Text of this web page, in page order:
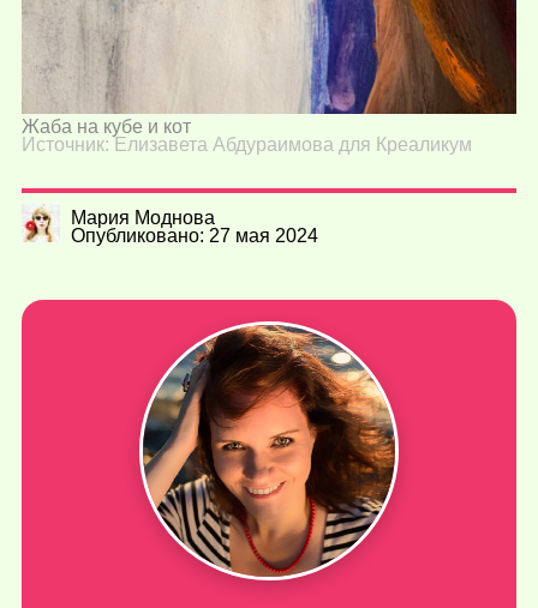
Жаба на кубе и кот
Источник: Елизавета Абдураимова для Креаликум
Мария Моднова
Опубликовано: 27 мая 2024